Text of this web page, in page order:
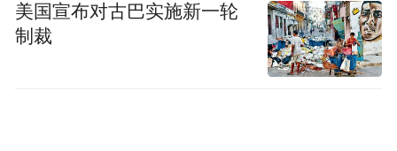
美国宣布对古巴实施新一轮
制裁